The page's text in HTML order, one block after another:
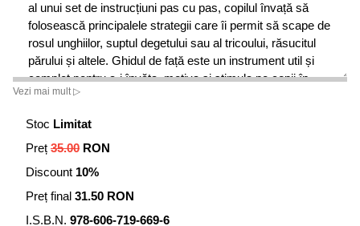
al unui set de instrucțiuni pas cu pas, copilul învață să
folosească principalele strategii care îi permit să scape de
rosul unghiilor, suptul degetului sau al tricoului, răsucitul
părului și altele. Ghidul de față este un instrument util și
complet pentru a-i învăța, motiva și stimula pe copii în
eforturile lor de a se elibera de aceste obiceiuri.
Dr. Dawn Huebner este psiholog clinician în Exeter, New
Hampshire, specializată în tratarea copiilor și a părinților
lor.
cărți și reviste pentru copii.
Vezi mai mult ▷
Stoc Limitat
Preț 35.00 RON
Discount 10%
Preț final 31.50 RON
I.S.B.N. 978-606-719-669-6